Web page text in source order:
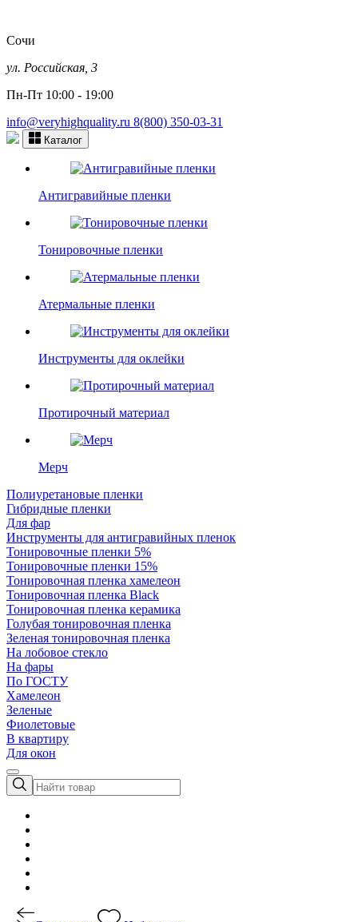
Сочи
ул. Российская, 3
Пн-Пт 10:00 - 19:00
info@veryhighquality.ru 8(800) 350-03-31
Каталог
Антигравийные пленки
Тонировочные пленки
Атермальные пленки
Инструменты для оклейки
Протирочный материал
Мерч
Полиуретановые пленки
Гибридные пленки
Для фар
Инструменты для антигравийных пленок
Тонировочные пленки 5%
Тонировочные пленки 15%
Тонировочная пленка хамелеон
Тонировочная пленка Black
Тонировочная пленка керамика
Голубая тонировочная пленка
Зеленая тонировочная пленка
На лобовое стекло
На фары
По ГОСТУ
Хамелеон
Зеленые
Фиолетовые
В квартиру
Для окон